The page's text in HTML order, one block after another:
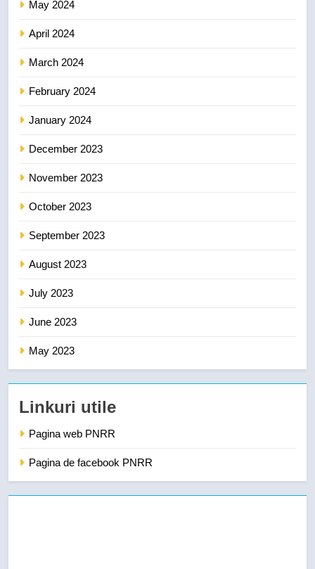
May 2024
April 2024
March 2024
February 2024
January 2024
December 2023
November 2023
October 2023
September 2023
August 2023
July 2023
June 2023
May 2023
Linkuri utile
Pagina web PNRR
Pagina de facebook PNRR